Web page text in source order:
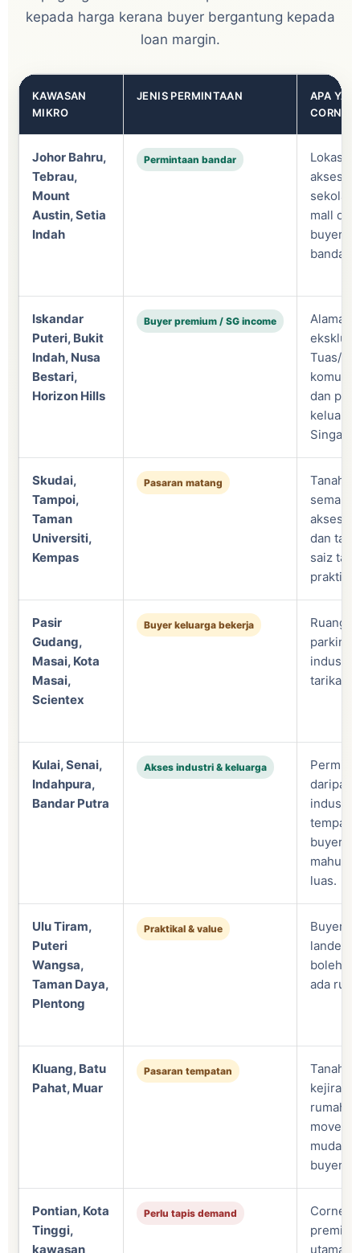
kepada harga kerana buyer bergantung kepada
loan margin.
KAWASAN
MIKRO
JENIS PERMINTAAN
APA
Johor Bahru,
Tebrau,
Mount
Austin, Setia
Indah
Permintaan bandar
Lokasi
akses
mall
buyer
bandar.
Iskandar
Puteri, Bukit
Indah, Nusa
Bestari,
Horizon Hills
Buyer premium / SG income
Alamat
Tuas/
dan
Skudai,
Tampoi,
Taman
Universiti,
Kempas
Pasaran matang
Tanah
akses
dan
saiz
Pasir
Gudang,
Masai, Kota
Masai,
Scientex
Buyer keluarga bekerja
Ruang
parking
industri
tarikan
Kulai, Senai,
Indahpura,
Bandar Putra
Akses industri & keluarga
industri,
buyer
luas.
Ulu Tiram,
Puteri
Wangsa,
Taman Daya,
Plentong
Praktikal & value
Buyer
landed
boleh
ada
Kluang, Batu
Pahat, Muar
Pasaran tempatan
Tanah
rumah
move-
mudah
buyer.
Pontian, Kota
Tinggi,
kawasan
Perlu tapis demand
Corner
utama,